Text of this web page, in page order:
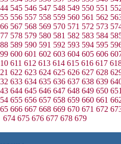
545 546 547 548 549 550 551
556 557 558 559 560 561 562
567 568 569 570 571 572 573
578 579 580 581 582 583 584
589 590 591 592 593 594 595
600 601 602 603 604 605 606
611 612 613 614 615 616 617
622 623 624 625 626 627 628
633 634 635 636 637 638 639
644 645 646 647 648 649 650
655 656 657 658 659 660 661
666 667 668 669 670 671 672
674 675 676 677 678 679